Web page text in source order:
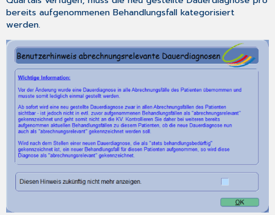
bereits aufgenommenen Behandlungsfall kategorisiert
werden.